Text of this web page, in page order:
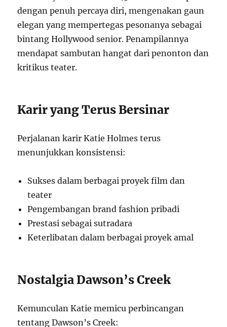
dengan penuh percaya diri, mengenakan gaun
elegan yang mempertegas pesonanya sebagai
bintang Hollywood senior. Penampilannya
mendapat sambutan hangat dari penonton dan
kritikus teater.
Karir yang Terus Bersinar
Perjalanan karir Katie Holmes terus
menunjukkan konsistensi:
Sukses dalam berbagai proyek film dan
teater
Pengembangan brand fashion pribadi
Prestasi sebagai sutradara
Keterlibatan dalam berbagai proyek amal
Nostalgia Dawson’s Creek
Kemunculan Katie memicu perbincangan
tentang Dawson’s Creek: